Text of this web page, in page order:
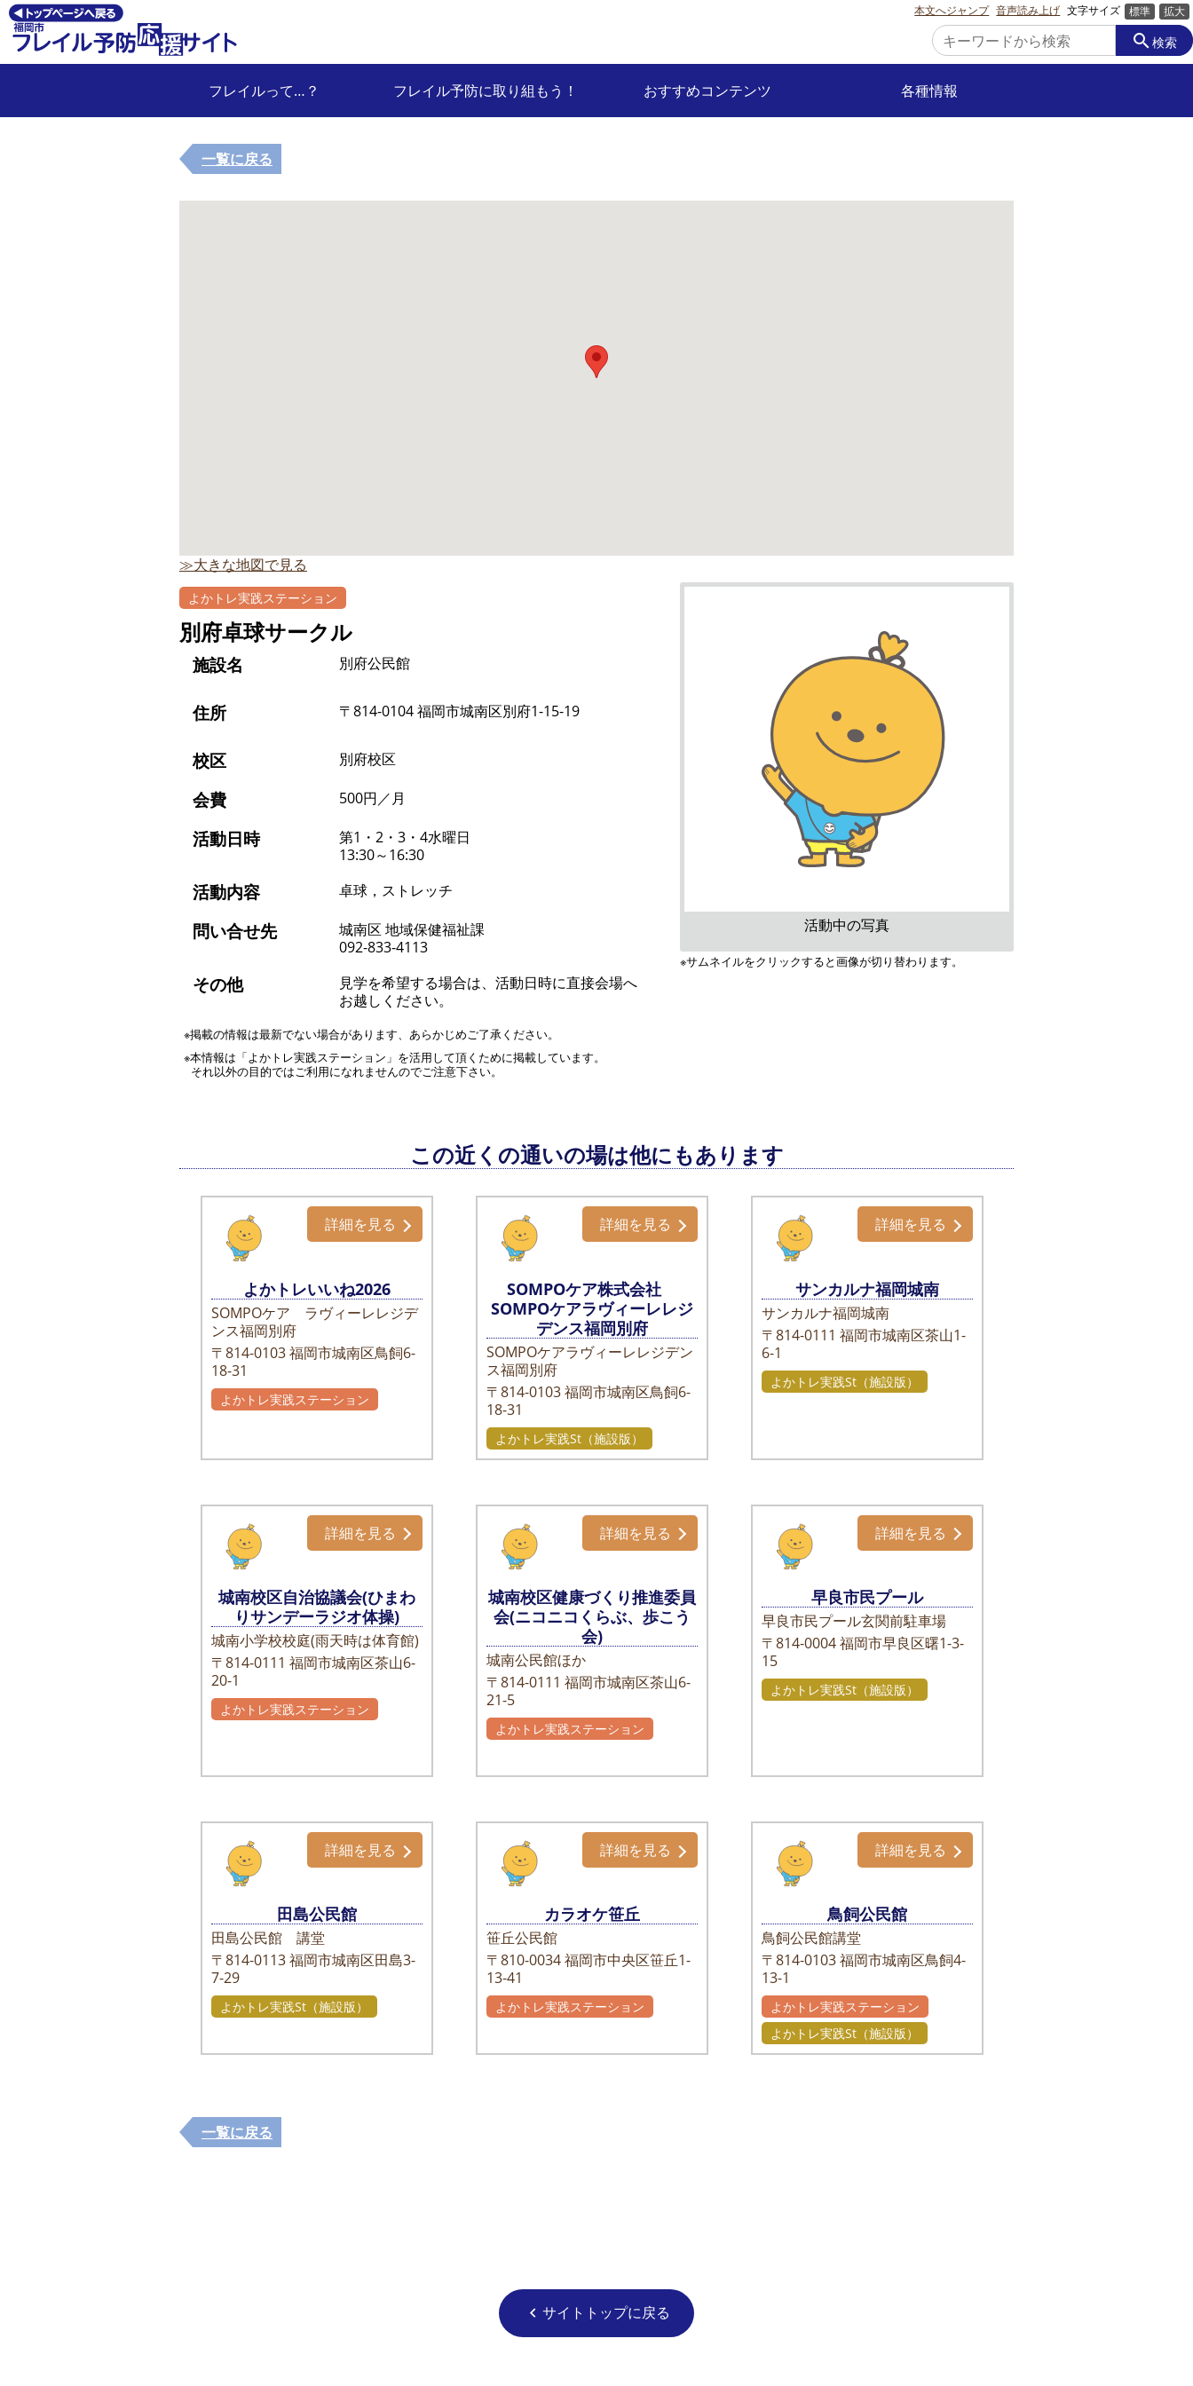
本文へジャンプ 音声読み上げ 文字サイズ 標準 拡大
search検索
フレイルって…？ フレイル予防に取り組もう！ おすすめコンテンツ 各種情報
一覧に戻る
≫大きな地図で見る
よかトレ実践ステーション
別府卓球サークル
施設名 別府公民館
住所 〒814-0104 福岡市城南区別府1-15-19
校区 別府校区
会費 500円／月
活動日時
第1・2・3・4水曜日
13:30～16:30
活動内容 卓球，ストレッチ
問い合せ先
城南区 地域保健福祉課
092-833-4113
その他
見学を希望する場合は、活動日時に直接会場へ
お越しください。
※掲載の情報は最新でない場合があります、あらかじめご了承ください。
※本情報は「よかトレ実践ステーション」を活用して頂くために掲載しています。
それ以外の目的ではご利用になれませんのでご注意下さい。
活動中の写真
※サムネイルをクリックすると画像が切り替わります。
この近くの通いの場は他にもあります
よかトレいいね2026
SOMPOケア ラヴィーレレジデ
ンス福岡別府
〒814-0103福岡市城南区鳥飼6-
18-31
詳細を見る
よかトレ実践ステーション
SOMPOケア株式会社
SOMPOケアラヴィーレレジ
デンス福岡別府
SOMPOケアラヴィーレレジデン
ス福岡別府
〒814-0103福岡市城南区鳥飼6-
18-31
詳細を見る
よかトレ実践St（施設版）
サンカルナ福岡城南
サンカルナ福岡城南
〒814-0111 福岡市城南区茶山1-
6-1
詳細を見る
よかトレ実践St（施設版）
城南校区自治協議会(ひまわ
りサンデーラジオ体操)
城南小学校校庭(雨天時は体育館)
〒814-0111 福岡市城南区茶山6-
20-1
詳細を見る
よかトレ実践ステーション
城南校区健康づくり推進委員
会(ニコニコくらぶ、歩こう
会)
城南公民館ほか
〒814-0111 福岡市城南区茶山6-
21-5
詳細を見る
よかトレ実践ステーション
早良市民プール
早良市民プール玄関前駐車場
〒814-0004 福岡市早良区曙1-3-
15
詳細を見る
よかトレ実践St（施設版）
田島公民館
田島公民館 講堂
〒814-0113福岡市城南区田島3-
7-29
詳細を見る
よかトレ実践St（施設版）
カラオケ笹丘
笹丘公民館
〒810-0034福岡市中央区笹丘1-
13-41
詳細を見る
よかトレ実践ステーション
鳥飼公民館
鳥飼公民館講堂
〒814-0103 福岡市城南区鳥飼4-
13-1
詳細を見る
よかトレ実践ステーション
よかトレ実践St（施設版）
一覧に戻る
chevron_left サイトトップに戻る